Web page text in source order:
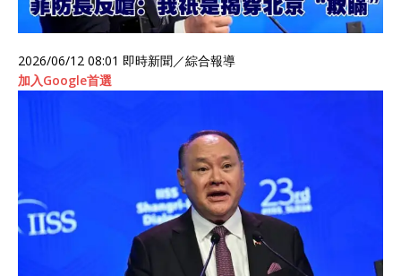
2026/06/12 08:01 即時新聞／綜合報導
加入Google首選